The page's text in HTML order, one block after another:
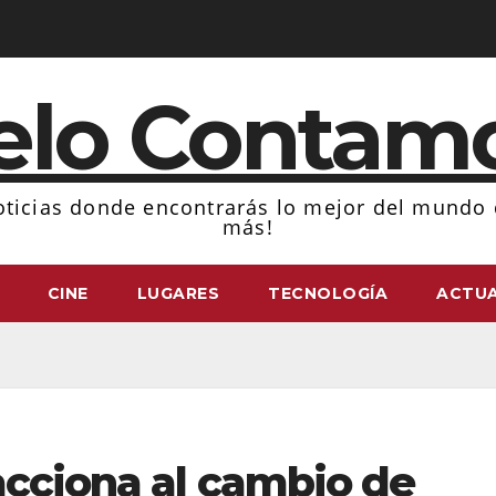
donde encontrarás lo mejor del
más!
CINE LUGARES TECNOLOGÍA
al cambio de